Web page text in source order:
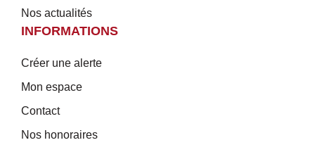
Nos actualités
INFORMATIONS
Créer une alerte
Mon espace
Contact
Nos honoraires